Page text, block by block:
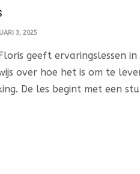
3, 2025
geeft ervaringslessen
over hoe het is om te
De les begint met een